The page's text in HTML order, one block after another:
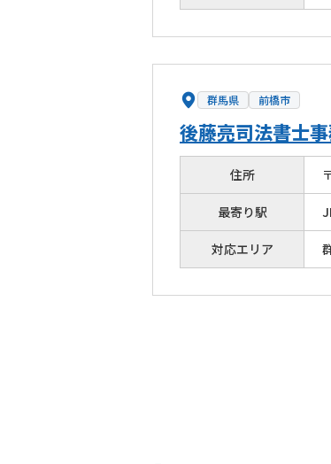
群馬県 前橋市
後藤亮司法書士
住所
最寄り駅
対応エリア